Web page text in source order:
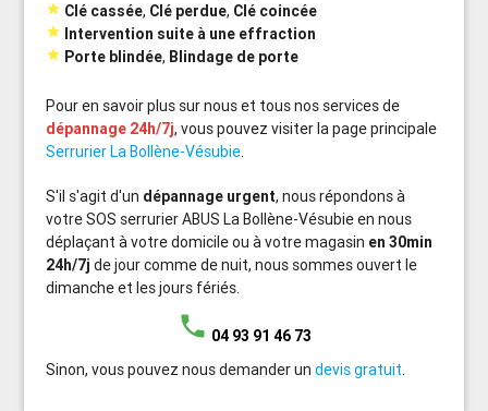
 Clé cassée, Clé perdue, Clé coincée
 Intervention suite à une effraction
 Porte blindée, Blindage de porte
Pour en savoir plus sur nous et tous nos services de
dépannage 24h/7j, vous pouvez visiter la page principale
Serrurier La Bollène-Vésubie.
S'il s'agit d'un dépannage urgent, nous répondons à
votre SOS serrurier ABUS La Bollène-Vésubie en nous
déplaçant à votre domicile ou à votre magasin en 30min
24h/7j de jour comme de nuit, nous sommes ouvert le
dimanche et les jours fériés.
phone 04 93 91 46 73
Sinon, vous pouvez nous demander undevis gratuit.